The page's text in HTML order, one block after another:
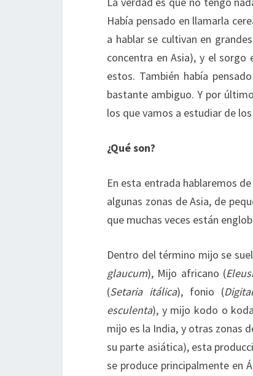
Había pensado en llamarla
a hablar se cultivan en
concentra en Asia), y el
estos. También había
bastante ambiguo. Y por
los que vamos a estudiar de
¿Qué son?
En esta entrada hablaremos
algunas zonas de Asia, de
que muchas veces están
Dentro del término mijo se
glaucum), Mijo africano (
(Setaria itálica), fonio (
esculenta), y mijo kodo o
mijo es la India, y otras zonas
su parte asiática), esta
se produce principalmente en